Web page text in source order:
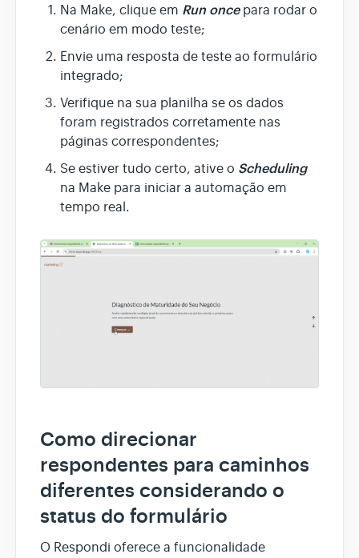
Na Make, clique em Run oncepara rodar o
cenário em modo teste;
Envie uma resposta de teste ao formulário
integrado;
Verifique na sua planilha se os dados
foram registrados corretamente nas
páginas correspondentes;
Se estiver tudo certo, ative o Scheduling
na Make para iniciar a automação em
tempo real.
Como direcionar
respondentes para caminhos
diferentes considerando o
status do formulário
O Respondi oferece a funcionalidade